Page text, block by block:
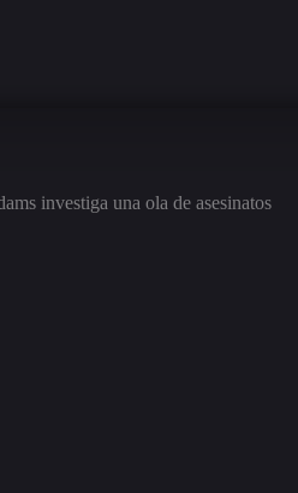
investiga una ola de asesinatos